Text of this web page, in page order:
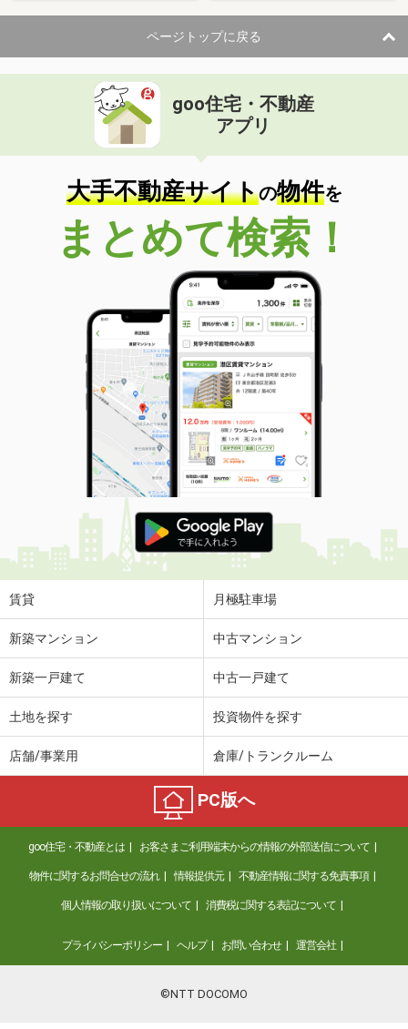
用途地域
商業地域
東京都目黒区自由が丘３
価 格
3億8,500万円
住 所
土地面積 202.65m²
東京都江戸川区篠崎町６
4,680万円
東京都江戸川区篠崎町６
用途地域 １種中高
土地面積
87.16m²
東京都千代田区平河町２
価 格
10億5,000万円
住 所
東京都千代田区平河町２
用途地域
２種住居
土地面積 187.25m²
東京都世田谷区代沢１
価 格
1億1,480万円
住 所
東京都世田谷区代沢１
用途地域 １種低層
東京都世田谷区梅丘３
6,990万円
住 所
東京都世田谷区梅丘３
近隣商業
土地面積 53.12m²
東京都世田谷区若林４
9,540万円
住 所
東京都世田谷区若林４
土地面積
61.27m²
１種中高
ページトップに戻る
goo住宅・不動産
アプリ
大手不動産サイトの物件を
まとめて検索！
賃貸 月極駐車場
新築マンション 中古マンション
新築一戸建て 中古一戸建て
土地を探す 投資物件を探す
店舗/事業用 倉庫/トランクルーム
PC版へ
goo住宅・不動産とは お客さまご利用端末からの情報の外部送信について
物件に関するお問合せの流れ 情報提供元 不動産情報に関する免責事項
個人情報の取り扱いについて 消費税に関する表記について
プライバシーポリシー ヘルプ お問い合わせ 運営会社
©NTT DOCOMO